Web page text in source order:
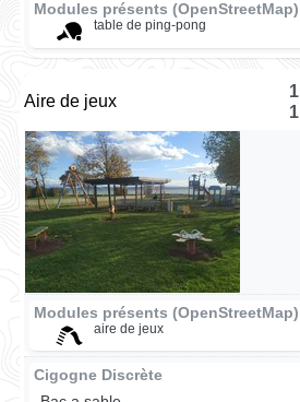
Modules présents (OpenStreetMap)
table de ping-pong
Aire de jeux
1
1
Modules présents (OpenStreetMap)
aire de jeux
Cigogne Discrète